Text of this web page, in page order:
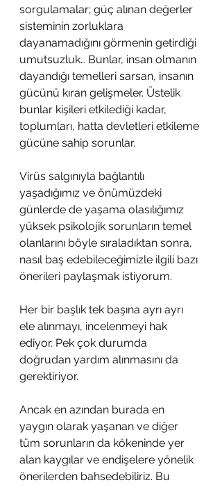
sorgulamalar; güç alınan değerler
sisteminin zorluklara
dayanamadığını görmenin getirdiği
umutsuzluk… Bunlar, insan olmanın
dayandığı temelleri sarsan, insanın
gücünü kıran gelişmeler. Üstelik
bunlar kişileri etkilediği kadar,
toplumları, hatta devletleri etkileme
gücüne sahip sorunlar.
Virüs salgınıyla bağlantılı
yaşadığımız ve önümüzdeki
günlerde de yaşama olasılığımız
yüksek psikolojik sorunların temel
olanlarını böyle sıraladıktan sonra,
nasıl baş edebileceğimizle ilgili bazı
önerileri paylaşmak istiyorum.
Her bir başlık tek başına ayrı ayrı
ele alınmayı, incelenmeyi hak
ediyor. Pek çok durumda
doğrudan yardım alınmasını da
gerektiriyor.
Ancak en azından burada en
yaygın olarak yaşanan ve diğer
tüm sorunların da kökeninde yer
alan kaygılar ve endişelere yönelik
önerilerden bahsedebiliriz. Bu